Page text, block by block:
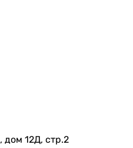
гибкого
дом 12Д, стр.2